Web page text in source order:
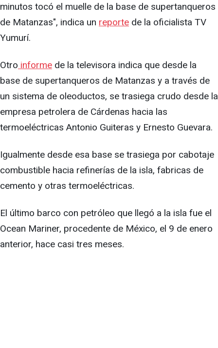
minutos tocó el muelle de la base de supertanqueros
de Matanzas", indica un reporte de la oficialista TV
Yumurí.
Otro informe de la televisora indica que desde la
base de supertanqueros de Matanzas y a través de
un sistema de oleoductos, se trasiega crudo desde la
empresa petrolera de Cárdenas hacia las
termoeléctricas Antonio Guiteras y Ernesto Guevara.
Igualmente desde esa base se trasiega por cabotaje
combustible hacia refinerías de la isla, fabricas de
cemento y otras termoeléctricas.
El último barco con petróleo que llegó a la isla fue el
Ocean Mariner, procedente de México, el 9 de enero
anterior, hace casi tres meses.